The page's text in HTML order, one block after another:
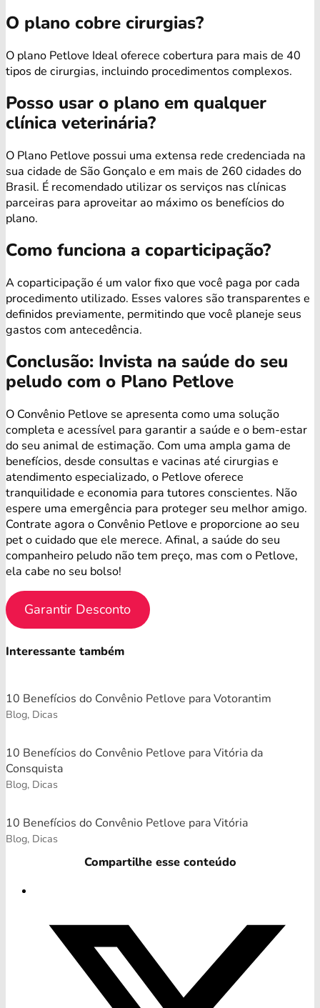
O plano cobre cirurgias?
O plano Petlove Ideal oferece cobertura para mais de 40
tipos de cirurgias, incluindo procedimentos complexos.
Posso usar o plano em qualquer
clínica veterinária?
O Plano Petlove possui uma extensa rede credenciada na
sua cidade de São Gonçalo e em mais de 260 cidades do
Brasil. É recomendado utilizar os serviços nas clínicas
parceiras para aproveitar ao máximo os benefícios do
plano.
Como funciona a coparticipação?
A coparticipação é um valor fixo que você paga por cada
procedimento utilizado. Esses valores são transparentes e
definidos previamente, permitindo que você planeje seus
gastos com antecedência.
Conclusão: Invista na saúde do seu
peludo com o Plano Petlove
O Convênio Petlove se apresenta como uma solução
completa e acessível para garantir a saúde e o bem-estar
do seu animal de estimação. Com uma ampla gama de
benefícios, desde consultas e vacinas até cirurgias e
atendimento especializado, o Petlove oferece
tranquilidade e economia para tutores conscientes. Não
espere uma emergência para proteger seu melhor amigo.
Contrate agora o Convênio Petlove e proporcione ao seu
pet o cuidado que ele merece. Afinal, a saúde do seu
companheiro peludo não tem preço, mas com o Petlove,
ela cabe no seu bolso!
Garantir Desconto
Interessante também
10 Benefícios do Convênio Petlove para Votorantim
Blog, Dicas
10 Benefícios do Convênio Petlove para Vitória da
Consquista
Blog, Dicas
10 Benefícios do Convênio Petlove para Vitória
Blog, Dicas
Compartilhe esse conteúdo